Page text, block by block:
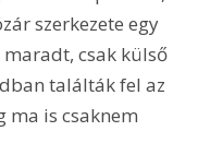
szerkezete egy
csak külső
találták fel az
ma is csaknem